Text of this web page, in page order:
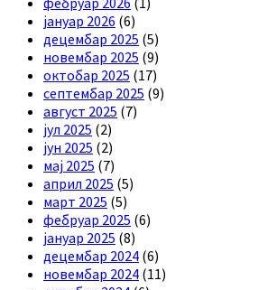
јануар 2026 (6)
децембар 2025 (5)
новембар 2025 (9)
октобар 2025 (17)
септембар 2025 (9)
август 2025 (7)
јул 2025 (2)
јун 2025 (2)
мај 2025 (7)
април 2025 (5)
март 2025 (5)
фебруар 2025 (6)
јануар 2025 (8)
децембар 2024 (6)
новембар 2024 (11)